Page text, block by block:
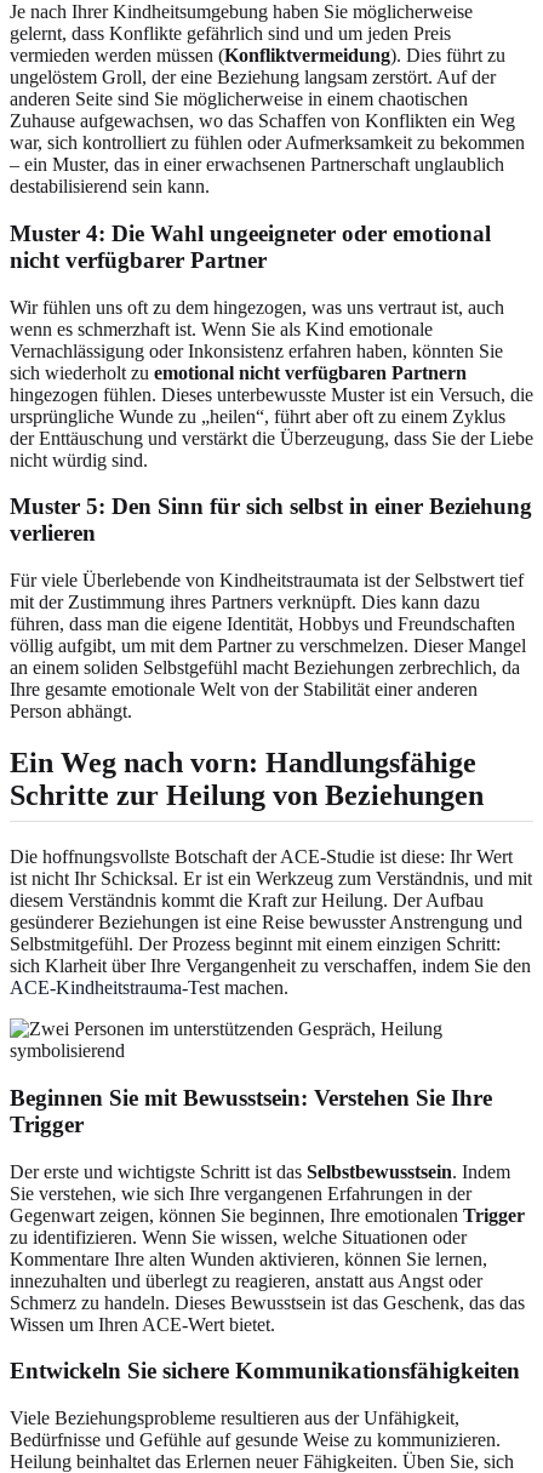
Je nach Ihrer Kindheitsumgebung haben Sie möglicherweise
gelernt, dass Konflikte gefährlich sind und um jeden Preis
vermieden werden müssen (Konfliktvermeidung). Dies führt zu
ungelöstem Groll, der eine Beziehung langsam zerstört. Auf der
anderen Seite sind Sie möglicherweise in einem chaotischen
Zuhause aufgewachsen, wo das Schaffen von Konflikten ein Weg
war, sich kontrolliert zu fühlen oder Aufmerksamkeit zu bekommen
– ein Muster, das in einer erwachsenen Partnerschaft unglaublich
destabilisierend sein kann.
Muster 4: Die Wahl ungeeigneter oder emotional
nicht verfügbarer Partner
Wir fühlen uns oft zu dem hingezogen, was uns vertraut ist, auch
wenn es schmerzhaft ist. Wenn Sie als Kind emotionale
Vernachlässigung oder Inkonsistenz erfahren haben, könnten Sie
sich wiederholt zu emotional nicht verfügbaren Partnern
hingezogen fühlen. Dieses unterbewusste Muster ist ein Versuch, die
ursprüngliche Wunde zu „heilen“, führt aber oft zu einem Zyklus
der Enttäuschung und verstärkt die Überzeugung, dass Sie der Liebe
nicht würdig sind.
Muster 5: Den Sinn für sich selbst in einer Beziehung
verlieren
Für viele Überlebende von Kindheitstraumata ist der Selbstwert tief
mit der Zustimmung ihres Partners verknüpft. Dies kann dazu
führen, dass man die eigene Identität, Hobbys und Freundschaften
völlig aufgibt, um mit dem Partner zu verschmelzen. Dieser Mangel
an einem soliden Selbstgefühl macht Beziehungen zerbrechlich, da
Ihre gesamte emotionale Welt von der Stabilität einer anderen
Person abhängt.
Ein Weg nach vorn: Handlungsfähige
Schritte zur Heilung von Beziehungen
Die hoffnungsvollste Botschaft der ACE-Studie ist diese: Ihr Wert
ist nicht Ihr Schicksal. Er ist ein Werkzeug zum Verständnis, und mit
diesem Verständnis kommt die Kraft zur Heilung. Der Aufbau
gesünderer Beziehungen ist eine Reise bewusster Anstrengung und
Selbstmitgefühl. Der Prozess beginnt mit einem einzigen Schritt:
sich Klarheit über Ihre Vergangenheit zu verschaffen, indem Sie den
ACE-Kindheitstrauma-Test machen.
Beginnen Sie mit Bewusstsein: Verstehen Sie Ihre
Trigger
Der erste und wichtigste Schritt ist das Selbstbewusstsein. Indem
Sie verstehen, wie sich Ihre vergangenen Erfahrungen in der
Gegenwart zeigen, können Sie beginnen, Ihre emotionalen Trigger
zu identifizieren. Wenn Sie wissen, welche Situationen oder
Kommentare Ihre alten Wunden aktivieren, können Sie lernen,
innezuhalten und überlegt zu reagieren, anstatt aus Angst oder
Schmerz zu handeln. Dieses Bewusstsein ist das Geschenk, das das
Wissen um Ihren ACE-Wert bietet.
Entwickeln Sie sichere Kommunikationsfähigkeiten
Viele Beziehungsprobleme resultieren aus der Unfähigkeit,
Bedürfnisse und Gefühle auf gesunde Weise zu kommunizieren.
Heilung beinhaltet das Erlernen neuer Fähigkeiten. Üben Sie, sich